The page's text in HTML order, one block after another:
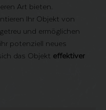
Art bieten.
Ihr Objekt von
und ermöglichen
potenziell neues
das Objekt effektiver